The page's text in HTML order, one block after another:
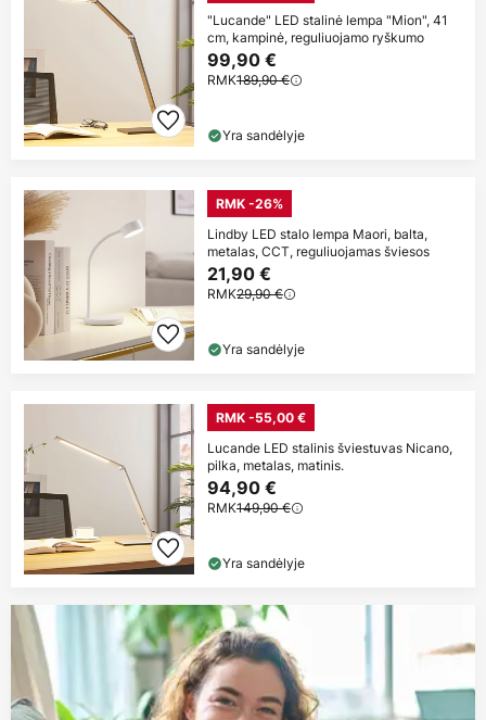
"Lucande" LED stalinė lempa "Mion", 41
cm, kampinė, reguliuojamo ryškumo
99,90 €
RMK189,90 €
Yra sandėlyje
RMK -26%
Lindby LED stalo lempa Maori, balta,
metalas, CCT, reguliuojamas šviesos
21,90 €
RMK29,90 €
Yra sandėlyje
RMK -55,00 €
Lucande LED stalinis šviestuvas Nicano,
pilka, metalas, matinis.
94,90 €
RMK149,90 €
Yra sandėlyje